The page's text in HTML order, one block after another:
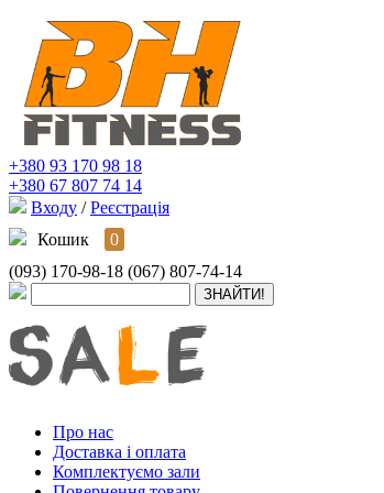
+380 93 170 98 18
+380 67 807 74 14
Входу / Реєстрація
Кошик
0
(093) 170-98-18 (067) 807-74-14
Про нас
Доставка і оплата
Комплектуємо зали